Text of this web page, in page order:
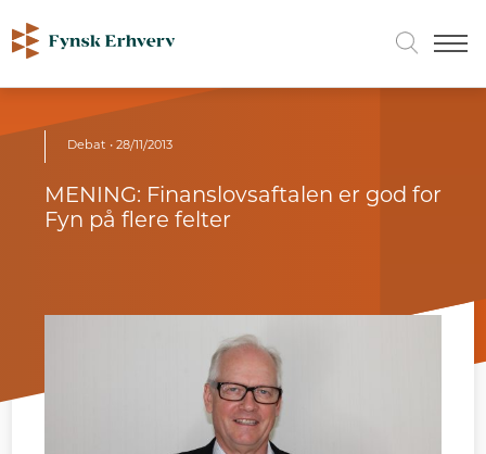
Debat • 28/11/2013
MENING: Finanslovsaftalen er god for
Fyn på flere felter